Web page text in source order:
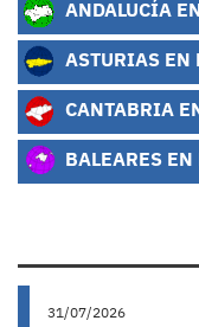
ANDALUCÍA
ASTURIAS EN
CANTABRIA
BALEARES EN
31/07/2026